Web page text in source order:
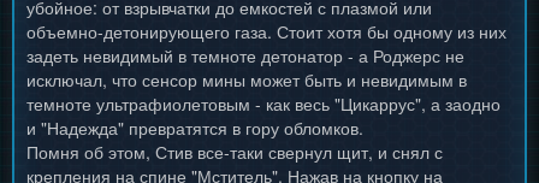
убойное: от взрывчатки до емкостей с плазмой или
объемно-детонирующего газа. Стоит хотя бы одному из них
задеть невидимый в темноте детонатор - а Роджерс не
исключал, что сенсор мины может быть и невидимым в
темноте ультрафиолетовым - как весь "Цикаррус", а заодно
и "Надежда" превратятся в гору обломков.
Помня об этом, Стив все-таки свернул щит, и снял с
крепления на спине "Мститель". Нажав на кнопку на